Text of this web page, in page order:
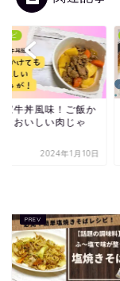
シピ
家牛丼風味！ご飯か
もおいしい肉じゃ
2024年1月10日